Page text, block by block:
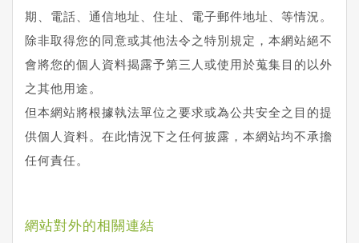
期、電話、通信地址、住址、電子郵件地址、等情況。
除非取得您的同意或其他法令之特別規定，本網站絕不
會將您的個人資料揭露予第三人或使用於蒐集目的以外
之其他用途。
但本網站將根據執法單位之要求或為公共安全之目的提
供個人資料。在此情況下之任何披露，本網站均不承擔
任何責任。
網站對外的相關連結